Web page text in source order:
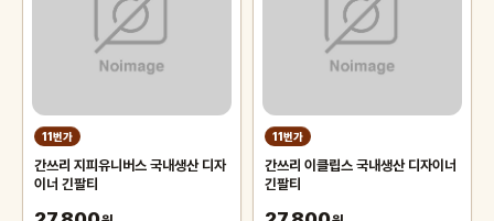
11번가
간쓰리 지피유니버스 국내생산 디자
이너 긴팔티
11번가
간쓰리 이클립스 국내생산 디자이너
긴팔티